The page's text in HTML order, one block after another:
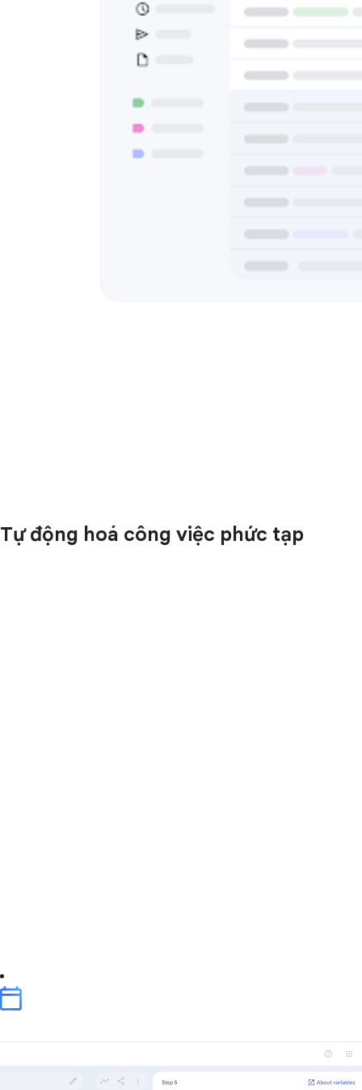
Tự động hoá công việc phức tạp